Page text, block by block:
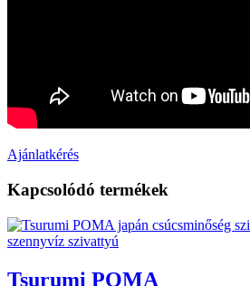
Ajánlatkérés
Kapcsolódó termékek
Tsurumi POMA